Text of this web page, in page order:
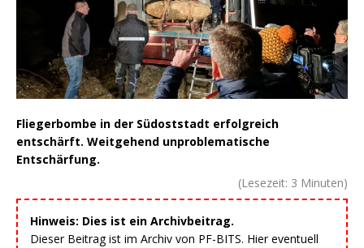
Fliegerbombe in der Südoststadt erfolgreich
entschärft. Weitgehend unproblematische
Entschärfung.
(Lesezeit: 3 Minuten)
Hinweis: Dies ist ein Archivbeitrag.
Dieser Beitrag ist im Archiv von PF-BITS. Hier eventuell